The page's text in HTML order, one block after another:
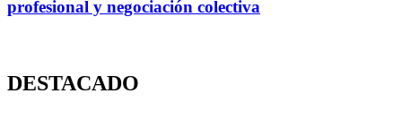
profesional y negociación colectiva
DESTACADO